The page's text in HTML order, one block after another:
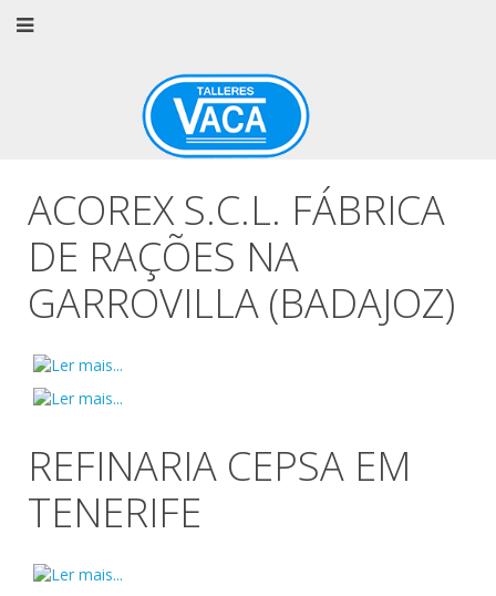
ACOREX S.C.L. FÁBRICA
DE RAÇÕES NA
GARROVILLA (BADAJOZ)
REFINARIA CEPSA EM
TENERIFE